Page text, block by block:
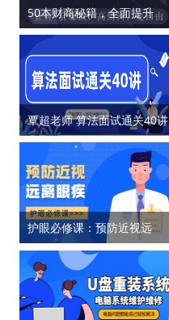
50本财商秘籍，全面提升你的财富力
覃超老师 算法面试通关40讲
护眼必修课：预防近视远离眼疾